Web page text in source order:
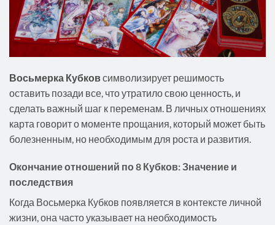
Восьмерка Кубковсимволизирует решимость
оставить позади все, что утратило свою ценность, и
сделать важный шаг к переменам. В личных отношениях
карта говорит о моменте прощания, который может быть
болезненным, но необходимым для роста и развития.
Окончание отношений по 8 Кубков: Значение и
последствия
Когда Восьмерка Кубков появляется в контексте личной
жизни, она часто указывает на необходимость